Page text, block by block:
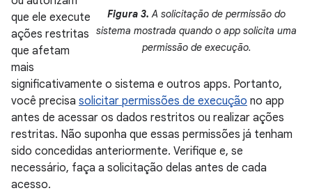
Figura 3. A solicitação de permissão do
sistema mostrada quando o app solicita uma
permissão de execução.
que ele execute
ações restritas
que afetam
mais
significativamente o sistema e outros apps. Portanto,
você precisa solicitar permissões de execução no app
antes de acessar os dados restritos ou realizar ações
restritas. Não suponha que essas permissões já tenham
sido concedidas anteriormente. Verifique e, se
necessário, faça a solicitação delas antes de cada
acesso.